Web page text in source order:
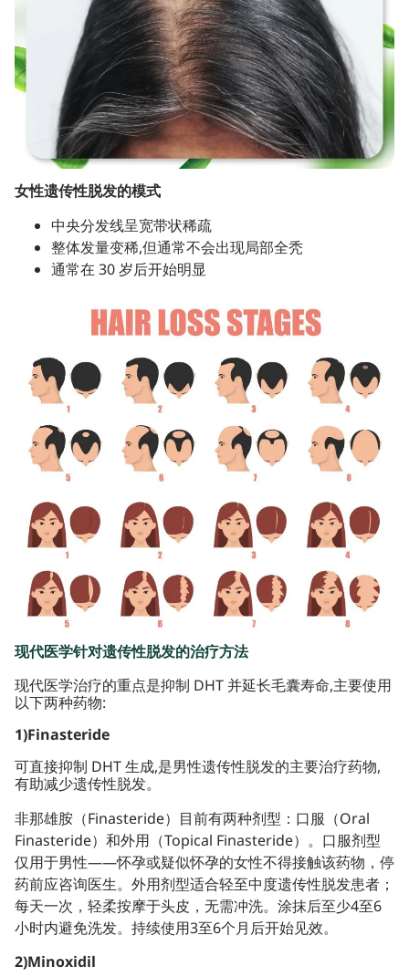
女性遗传性脱发的模式
中央分发线呈宽带状稀疏
整体发量变稀,但通常不会出现局部全秃
通常在 30 岁后开始明显
现代医学针对遗传性脱发的治疗方法
现代医学治疗的重点是抑制 DHT 并延长毛囊寿命,主要使用
以下两种药物:
1)Finasteride
可直接抑制 DHT 生成,是男性遗传性脱发的主要治疗药物,
有助减少遗传性脱发。
非那雄胺（Finasteride）目前有两种剂型：口服（Oral
Finasteride）和外用（Topical Finasteride）。口服剂型
仅用于男性——怀孕或疑似怀孕的女性不得接触该药物，停
药前应咨询医生。外用剂型适合轻至中度遗传性脱发患者；
每天一次，轻柔按摩于头皮，无需冲洗。涂抹后至少4至6
小时内避免洗发。持续使用3至6个月后开始见效。
2)Minoxidil